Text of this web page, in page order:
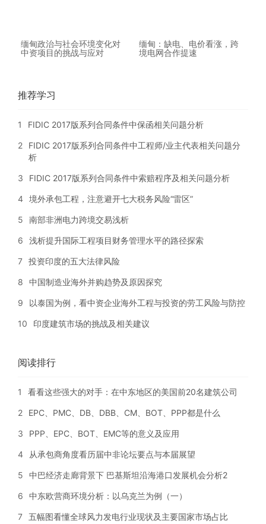
缅甸政治与社会环境变化对
中资项目的挑战与应对
缅甸：缺电、电价看涨，跨
境电网合作提速
推荐学习
1 FIDIC 2017版系列合同条件中保函相关问题分析
2
FIDIC 2017版系列合同条件中工程师/业主代表相关问题分
析
3 FIDIC 2017版系列合同条件中索赔程序及相关问题分析
4 境外承包工程，注意避开七大税务风险“雷区”
5 南部非洲电力跨境交易浅析
6 浅析提升国际工程项目财务管理水平的路径探索
7 投资印度的五大法律风险
8 中国制造业海外并购趋势及原因探究
9 以泰国为例，看中资企业海外工程与投资的劳工风险与防控
10 印度建筑市场的挑战及相关建议
阅读排行
1 看看这些强大的对手：在中东地区的美国前20名建筑公司
2 EPC、PMC、DB、DBB、CM、BOT、PPP都是什么
3 PPP、EPC、BOT、EMC等的意义及应用
4 从承包商角度看历届中非论坛要点与本届展望
5 中巴经济走廊背景下 巴基斯坦沿海港口发展机会分析2
6 中东欧营商环境分析：以乌克兰为例（一）
7 五幅图看懂全球风力发电行业现状及主要国家市场占比